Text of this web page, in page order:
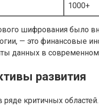
1000+
шифрования было
— это финансовые
данных в
развития
критичных